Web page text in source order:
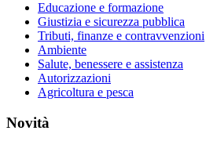
Educazione e formazione
Giustizia e sicurezza pubblica
Tributi, finanze e contravvenzioni
Ambiente
Salute, benessere e assistenza
Autorizzazioni
Agricoltura e pesca
Novità